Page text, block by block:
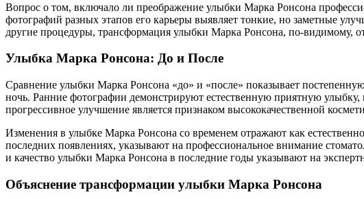
Вопрос о том, включало ли преображение улыбки Марка Ронсона
фотографий разных этапов его карьеры выявляет тонкие, но заметные
другие процедуры, трансформация улыбки Марка Ронсона, по-видимому,
Улыбка Марка Ронсона: До и После
Сравнение улыбки Марка Ронсона «до» и «после» показывает
ночь. Ранние фотографии демонстрируют естественную приятную
прогрессивное улучшение является признаком высококачественной
Изменения в улыбке Марка Ронсона со временем отражают как
последних появлениях, указывают на профессиональное внимание
и качество улыбки Марка Ронсона в последние годы указывают на
Объяснение трансформации улыбки Марка Ронсона